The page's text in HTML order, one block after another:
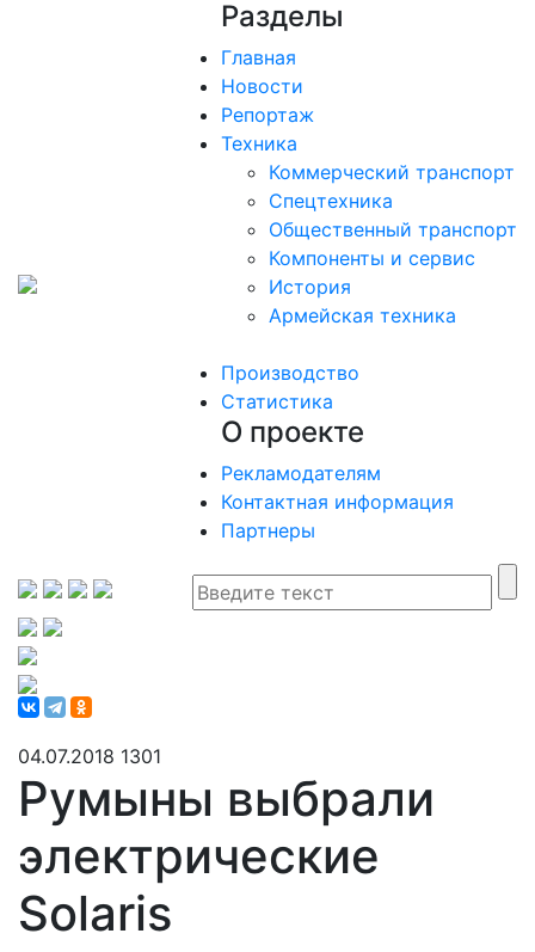
Разделы
Главная
Новости
Репортаж
Техника
Коммерческий транспорт
Спецтехника
Общественный транспорт
Компоненты и сервис
История
Армейская техника
Производство
Статистика
О проекте
Рекламодателям
Контактная информация
Партнеры
04.07.2018 1301
Румыны выбрали
электрические
Solaris